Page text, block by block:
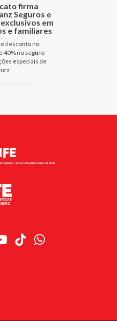
firma
Seguros e
em
e familiares
desconto no
40% no seguro
especiais de
YoutubeTikTokWhatsapp